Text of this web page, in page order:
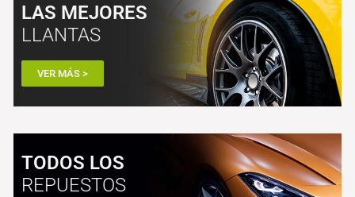
LAS MEJORES
LLANTAS
VER MÁS >
TODOS LOS
REPUESTOS